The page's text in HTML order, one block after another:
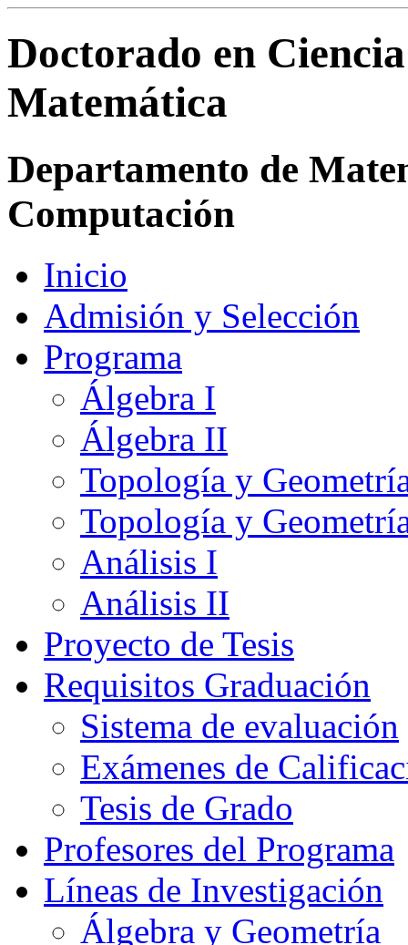
Doctorado en
Matemática
Departamento de
Computación
Inicio
Admisión y Selección
Programa
Álgebra I
Álgebra II
Topología y
Topología y
Análisis I
Análisis II
Proyecto de Tesis
Requisitos Graduación
Sistema de evaluación
Exámenes de
Tesis de Grado
Profesores del Programa
Líneas de Investigación
Álgebra y Geometría